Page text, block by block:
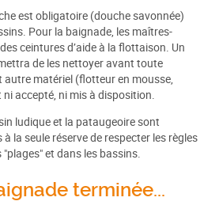
est obligatoire (douche savonnée)
Pour la baignade, les maîtres-
ceintures d’aide à la flottaison. Un
de les nettoyer avant toute
autre matériel (flotteur en mousse,
ni accepté, ni mis à disposition.
ludique et la pataugeoire sont
la seule réserve de respecter les règles
et dans les bassins.
terminée...